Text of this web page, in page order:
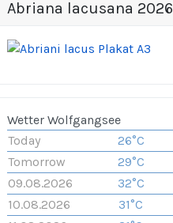
Abriana lacusana 2026
Wetter Wolfgangsee
Today
26°C
Tomorrow
29°C
09.08.2026
32°C
10.08.2026
31°C